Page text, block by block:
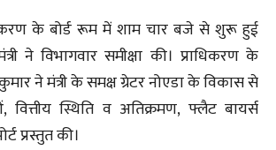
के बोर्ड रूम में शाम चार बजे से शुरू हुई
ने विभागवार समीक्षा की। प्राधिकरण के
ने मंत्री के समक्ष ग्रेटर नोएडा के विकास से
वित्तीय स्थिति व अतिक्रमण, फ्लैट बायर्स
प्रस्तुत की।